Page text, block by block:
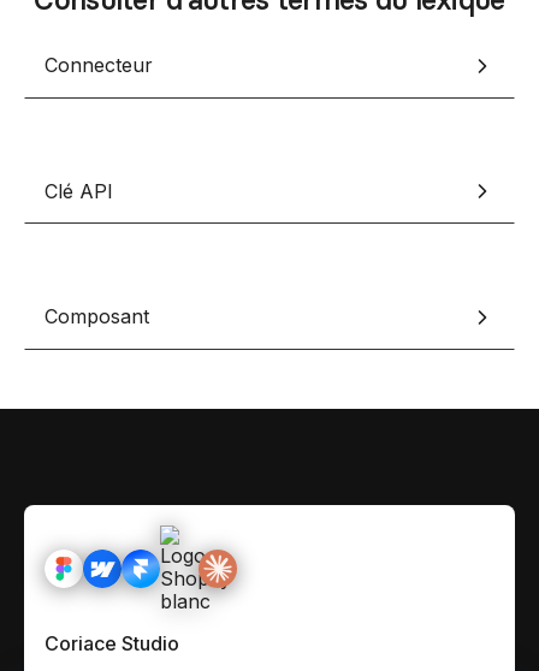
Nos meilleurs scripts
Composants
Ressources & actualités
Lexique No-code
Bibliothèque de
Connecteur
Clé API
Composant
Coriace Studio